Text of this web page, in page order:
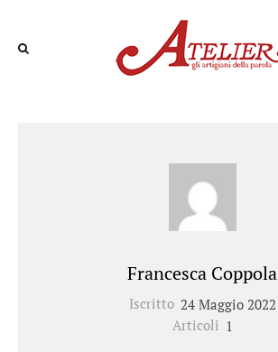
Francesca Coppola
Iscritto 24 Maggio 2022
Articoli 1